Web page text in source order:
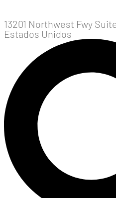
13201 Northwest Fwy
Estados Unidos